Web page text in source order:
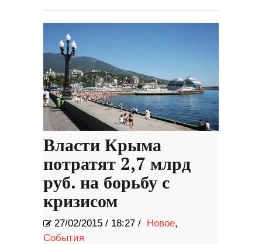
Власти Крыма
потратят 2,7 млрд
руб. на борьбу с
кризисом
27/02/2015 / 18:27 / Новое,
События